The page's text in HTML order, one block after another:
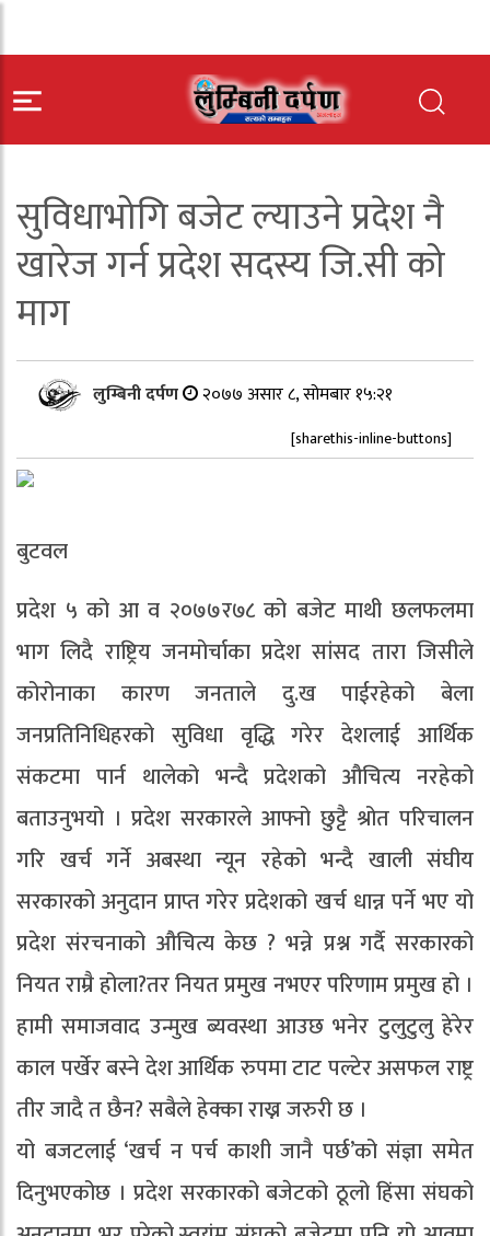
सुविधाभोगि बजेट ल्याउने प्रदेश नै
खारेज गर्न प्रदेश सदस्य जि.सी को
माग
लुम्बिनी दर्पण २०७७ असार ८, सोमबार १५:२१
[sharethis-inline-buttons]
बुटवल
प्रदेश ५ को आ व २०७७र७८ को बजेट माथी छलफलमा
भाग लिदै राष्ट्रिय जनमोर्चाका प्रदेश सांसद तारा जिसीले
कोरोनाका कारण जनताले दु.ख पाईरहेको बेला
जनप्रतिनिधिहरको सुविधा वृद्धि गरेर देशलाई आर्थिक
संकटमा पार्न थालेको भन्दै प्रदेशको औचित्य नरहेको
बताउनुभयो । प्रदेश सरकारले आफ्नो छुट्टै श्रोत परिचालन
गरि खर्च गर्ने अबस्था न्यून रहेको भन्दै खाली संघीय
सरकारको अनुदान प्राप्त गरेर प्रदेशको खर्च धान्न पर्ने भए यो
प्रदेश संरचनाको औचित्य केछ ? भन्ने प्रश्न गर्दै सरकारको
नियत राम्रै होला?तर नियत प्रमुख नभएर परिणाम प्रमुख हो ।
हामी समाजवाद उन्मुख ब्यवस्था आउछ भनेर टुलुटुलु हेरेर
काल पर्खेर बस्ने देश आर्थिक रुपमा टाट पल्टेर असफल राष्ट्र
तीर जादै त छैन? सबैले हेक्का राख्न जरुरी छ ।
यो बजटलाई ‘खर्च न पर्च काशी जानै पर्छ’को संज्ञा समेत
दिनुभएकोछ । प्रदेश सरकारको बजेटको ठूलो हिंसा संघको